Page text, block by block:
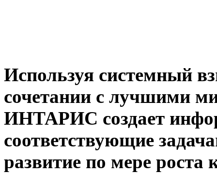
Используя системный
сочетании с лучшими
ИНТАРИС создает
соответствующие
развитие по мере роста